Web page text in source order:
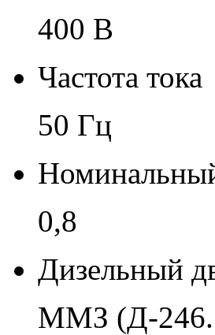
400 В
Частота тока
50 Гц
0,8
Дизельный
ММЗ (Д-